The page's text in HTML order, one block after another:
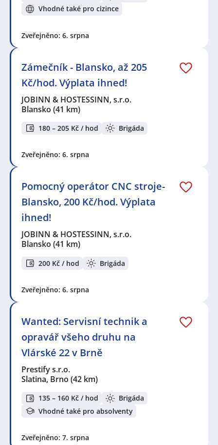
Vhodné také pro cizince
Zveřejněno: 6. srpna
Zámečník - Blansko, až 205
Kč/hod. Výplata ihned!
JOBINN & HOSTESSINN, s.r.o.
Blansko (41 km)
180 – 205 Kč / hod Brigáda
Zveřejněno: 6. srpna
Pomocný operátor CNC stroje-
Blansko, 200 Kč/hod. Výplata
ihned!
JOBINN & HOSTESSINN, s.r.o.
Blansko (41 km)
200 Kč / hod Brigáda
Zveřejněno: 6. srpna
Wanted: Servisní technik a
opravář všeho druhu na
Vlárské 22 v Brně
Prestify s.r.o.
Slatina, Brno (42 km)
135 – 160 Kč / hod
Brigáda
Vhodné také pro absolventy
Zveřejněno: 7. srpna